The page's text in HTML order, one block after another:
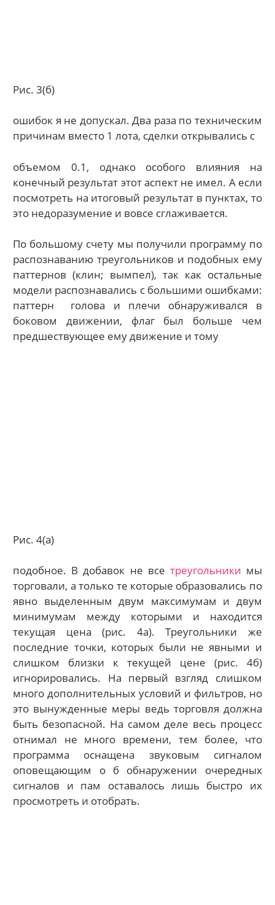
Рис. 3(б)
ошибок я не допускал. Два раза по техническим
причинам вместо 1 лота, сделки открывались с
объемом 0.1, однако особого влияния на
конечный результат этот аспект не имел. А если
посмотреть на итоговый результат в пунктах, то
это недоразумение и вовсе сглаживается.
По большому счету мы получили программу по
распознаванию треугольников и подобных ему
паттернов (клин; вымпел), так как остальные
модели распознавались с большими ошибками:
паттерн голова и плечи обнаруживался в
боковом движении, флаг был больше чем
предшествующее ему движение и тому
Рис. 4(а)
подобное. В добавок не все треугольники мы
торговали, а только те которые образовались по
явно выделенным двум максимумам и двум
минимумам между которыми и находится
текущая цена (рис. 4а). Треугольники же
последние точки, которых были не явными и
слишком близки к текущей цене (рис. 4б)
игнорировались. На первый взгляд слишком
много дополнительных условий и фильтров, но
это вынужденные меры ведь торговля должна
быть безопасной. На самом деле весь процесс
отнимал не много времени, тем более, что
программа оснащена звуковым сигналом
оповещающим о б обнаружении очередных
сигналов и пам оставалось лишь быстро их
просмотреть и отобрать.